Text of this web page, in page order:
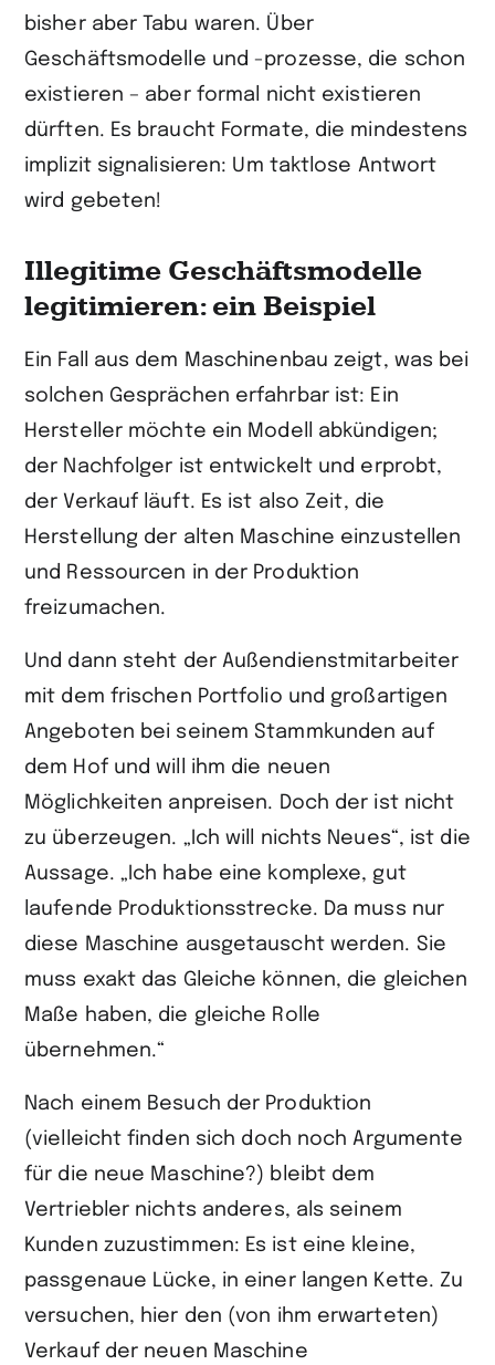
bisher aber Tabu waren. Über
Geschäftsmodelle und -prozesse, die schon
existieren – aber formal nicht existieren
dürften. Es braucht Formate, die mindestens
implizit signalisieren: Um taktlose Antwort
wird gebeten!
Illegitime Geschäftsmodelle
legitimieren: ein Beispiel
Ein Fall aus dem Maschinenbau zeigt, was bei
solchen Gesprächen erfahrbar ist: Ein
Hersteller möchte ein Modell abkündigen;
der Nachfolger ist entwickelt und erprobt,
der Verkauf läuft. Es ist also Zeit, die
Herstellung der alten Maschine einzustellen
und Ressourcen in der Produktion
freizumachen.
Und dann steht der Außendienstmitarbeiter
mit dem frischen Portfolio und großartigen
Angeboten bei seinem Stammkunden auf
dem Hof und will ihm die neuen
Möglichkeiten anpreisen. Doch der ist nicht
zu überzeugen. „Ich will nichts Neues“, ist die
Aussage. „Ich habe eine komplexe, gut
laufende Produktionsstrecke. Da muss nur
diese Maschine ausgetauscht werden. Sie
muss exakt das Gleiche können, die gleichen
Maße haben, die gleiche Rolle
übernehmen.“
Nach einem Besuch der Produktion
(vielleicht finden sich doch noch Argumente
für die neue Maschine?) bleibt dem
Vertriebler nichts anderes, als seinem
Kunden zuzustimmen: Es ist eine kleine,
passgenaue Lücke, in einer langen Kette. Zu
versuchen, hier den (von ihm erwarteten)
Verkauf der neuen Maschine